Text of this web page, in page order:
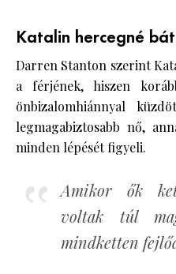
Katalin hercegné
Darren Stanton szerint
a férjének, hiszen
önbizalomhiánnyal
legmagabiztosabb nő,
minden lépését figyeli.
Amikor ők
voltak túl
mindketten